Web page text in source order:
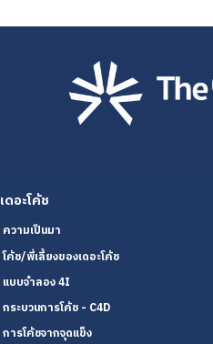
เดอะโค้ช
ความเป็นมา
โค้ช/พี่เลี้ยงของเดอะโค้ช
แบบจำลอง 4I
กระบวนการโค้ช - C4D
การโค้ชจากจุดแข็ง